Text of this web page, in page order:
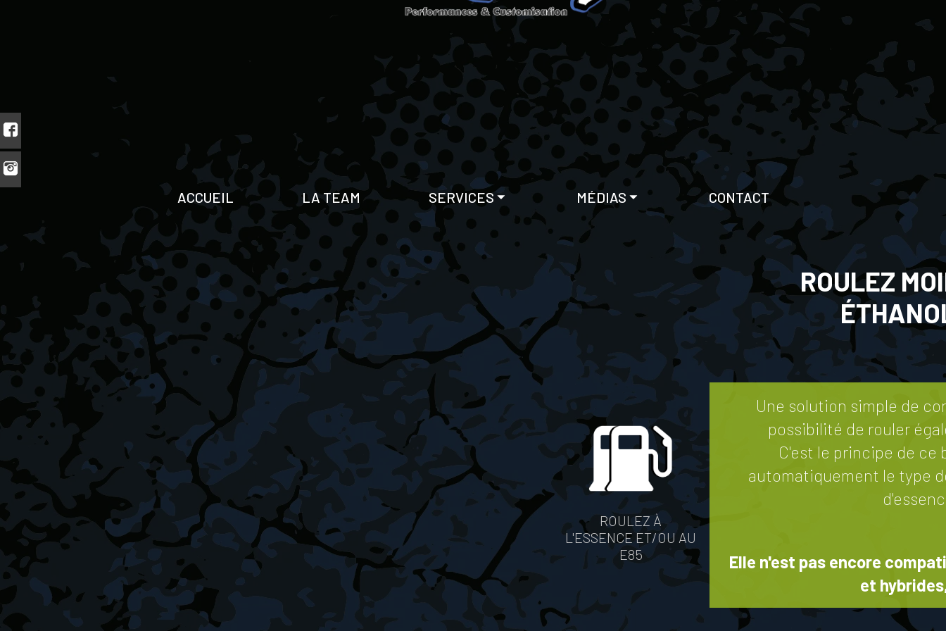
ACCUEIL LA TEAM SERVICES MÉDIAS CONTACT
ROULEZ
Une solution simple de
possibilité de rouler
C'est le principe de
automatiquement le type
Elle n'est pas encore
et
ROULEZ À
L'ESSENCE ET/OU AU
E85